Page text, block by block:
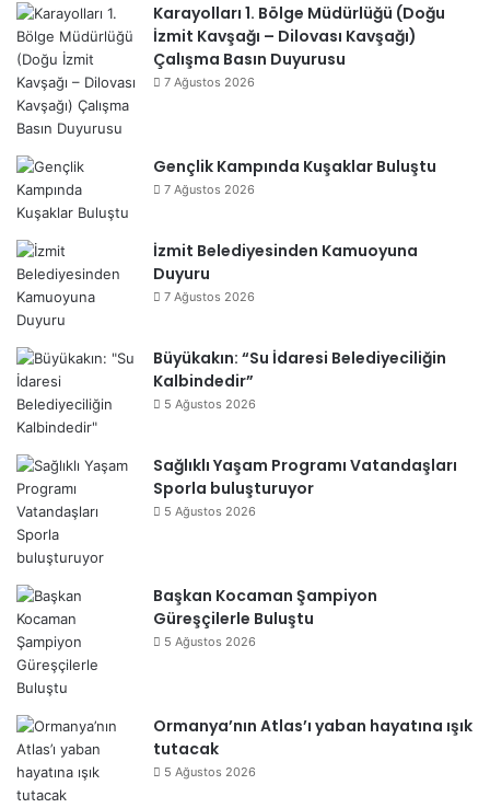
Karayolları 1. Bölge Müdürlüğü (Doğu
İzmit Kavşağı – Dilovası Kavşağı)
Çalışma Basın Duyurusu
7 Ağustos 2026
Gençlik Kampında Kuşaklar Buluştu
7 Ağustos 2026
İzmit Belediyesinden Kamuoyuna
Duyuru
7 Ağustos 2026
Büyükakın: “Su İdaresi Belediyeciliğin
Kalbindedir”
5 Ağustos 2026
Sağlıklı Yaşam Programı Vatandaşları
Sporla buluşturuyor
5 Ağustos 2026
Başkan Kocaman Şampiyon
Güreşçilerle Buluştu
5 Ağustos 2026
Ormanya’nın Atlas’ı yaban hayatına ışık
tutacak
5 Ağustos 2026